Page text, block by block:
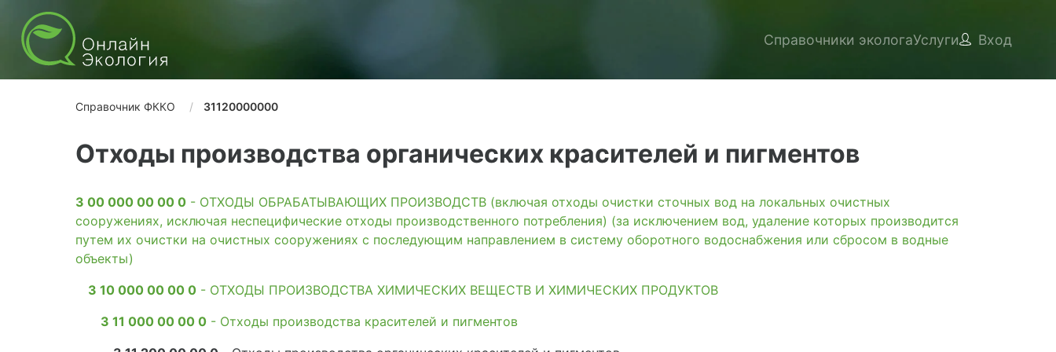
Справочники экологаУслуги Вход
Справочник ФККО 31120000000
Отходы производства органических красителей и пигментов
3 00 000 00 00 0 - ОТХОДЫ ОБРАБАТЫВАЮЩИХ ПРОИЗВОДСТВ (включая отходы очистки сточных вод на локальных очистных
сооружениях, исключая неспецифические отходы производственного потребления) (за исключением вод, удаление которых производится
путем их очистки на очистных сооружениях с последующим направлением в систему оборотного водоснабжения или сбросом в водные
объекты)
3 10 000 00 00 0 - ОТХОДЫ ПРОИЗВОДСТВА ХИМИЧЕСКИХ ВЕЩЕСТВ И ХИМИЧЕСКИХ ПРОДУКТОВ
3 11 000 00 00 0 - Отходы производства красителей и пигментов